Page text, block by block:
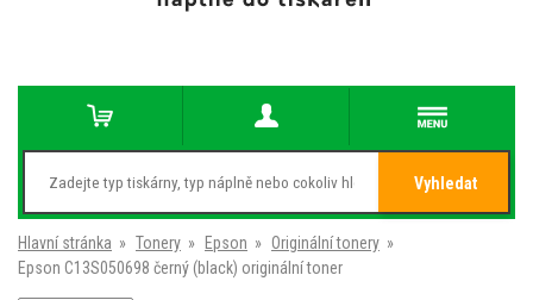
Vyhledat
Hlavní stránka » Tonery » Epson » Originální tonery »
Epson C13S050698 černý (black) originální toner